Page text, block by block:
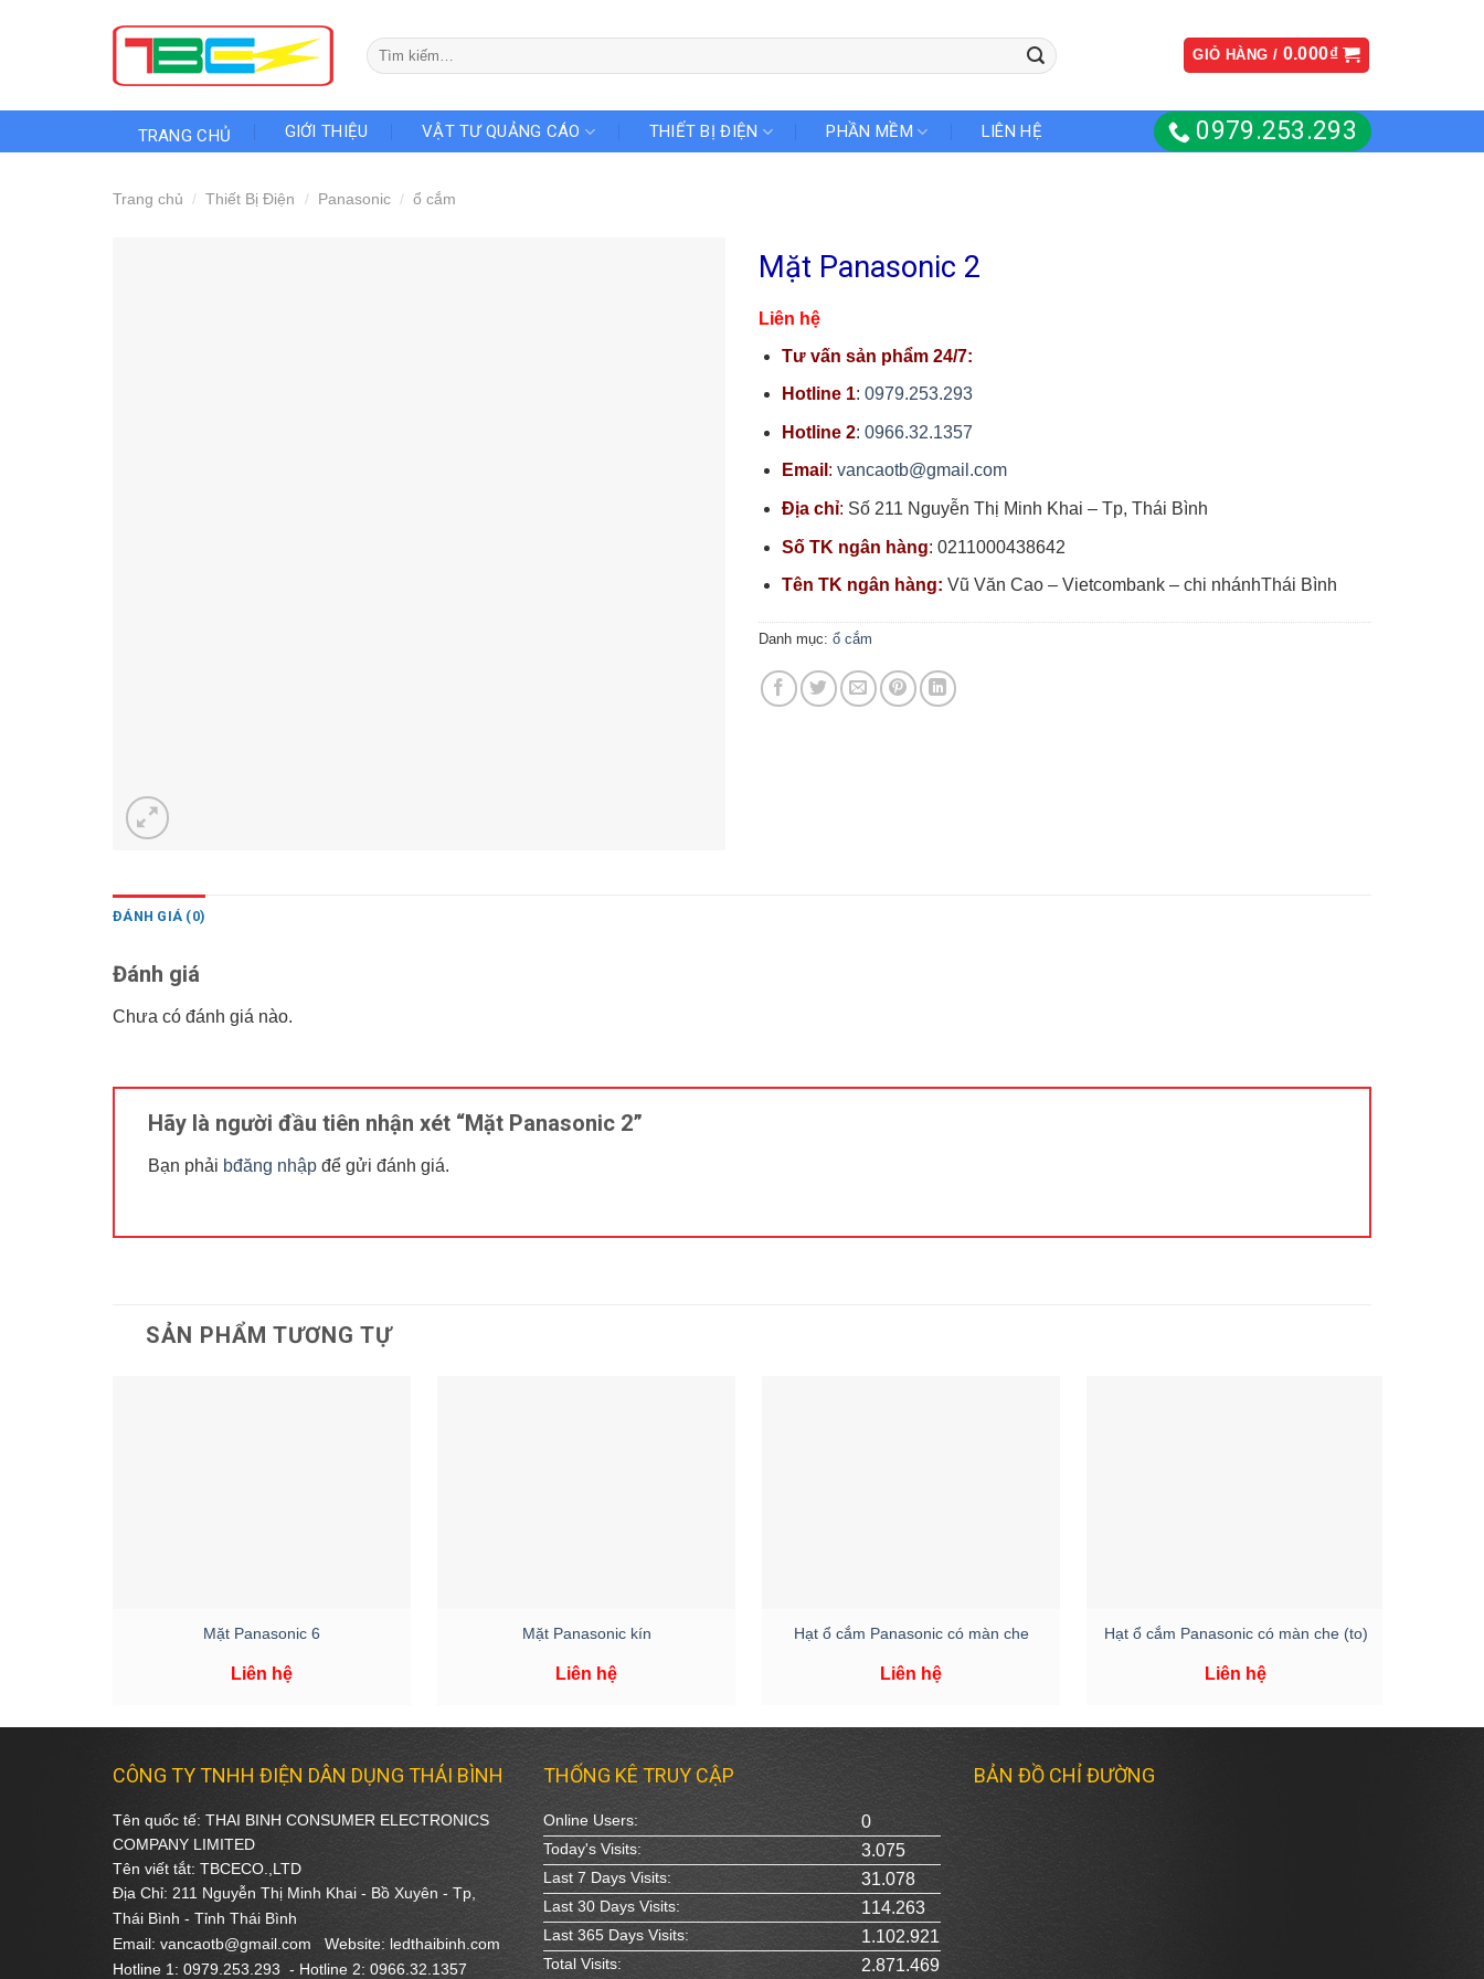
Tìm
kiếm:
GIỎ HÀNG / 0.000₫
TRANG CHỦ GIỚI THIỆU VẬT TƯ QUẢNG CÁO THIẾT BỊ ĐIỆN PHẦN MỀM LIÊN HỆ 0979.253.293
Trang chủ / Thiết Bị Điện / Panasonic / ổ cắm
Mặt Panasonic 2
Liên hệ
Tư vấn sản phẩm 24/7:
Hotline 1: 0979.253.293
Hotline 2: 0966.32.1357
Email : vancaotb@gmail.com
Địa chỉ: Số 211 Nguyễn Thị Minh Khai – Tp, Thái Bình
Số TK ngân hàng: 0211000438642
Tên TK ngân hàng: Vũ Văn Cao – Vietcombank – chi nhánhThái Bình
Danh mục: ổ cắm
ĐÁNH GIÁ (0)
Đánh giá
Chưa có đánh giá nào.
Hãy là người đầu tiên nhận xét “Mặt Panasonic 2”
Bạn phải bđăng nhập để gửi đánh giá.
SẢN PHẨM TƯƠNG TỰ
Mặt Panasonic 6
Liên hệ
Mặt Panasonic kín
Liên hệ
Hạt ổ cắm Panasonic có màn che
Liên hệ
Hạt ổ cắm Panasonic có màn che (to)
Liên hệ
CÔNG TY TNHH ĐIỆN DÂN DỤNG THÁI BÌNH
Tên quốc tế: THAI BINH CONSUMER ELECTRONICS
COMPANY LIMITED
Tên viết tắt: TBCECO.,LTD
Địa Chỉ: 211 Nguyễn Thị Minh Khai - Bồ Xuyên - Tp,
Thái Bình - Tỉnh Thái Bình
Email: vancaotb@gmail.com Website: ledthaibinh.com
Hotline 1: 0979.253.293 - Hotline 2: 0966.32.1357
THỐNG KÊ TRUY CẬP
Online Users: 0
Today's Visits: 3.075
Last 7 Days Visits: 31.078
Last 30 Days Visits: 114.263
Last 365 Days Visits: 1.102.921
Total Visits: 2.871.469
BẢN ĐỒ CHỈ ĐƯỜNG